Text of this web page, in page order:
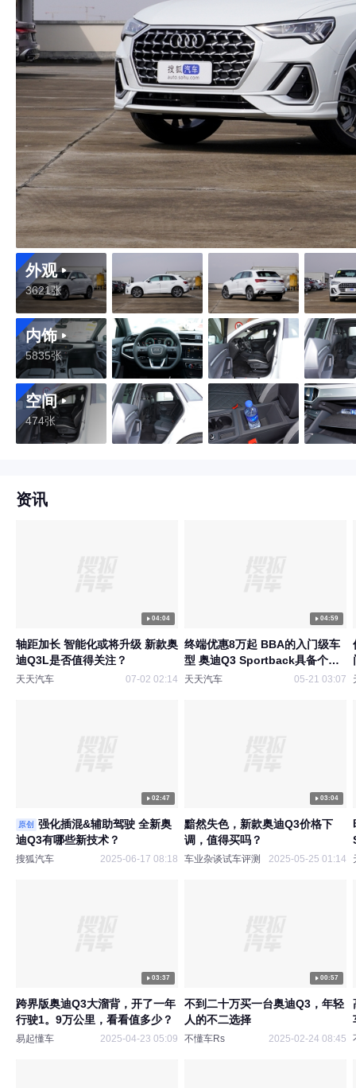
外观
3621张
内饰
5835张
空间
474张
资讯
04:04
轴距加长 智能化或将升级 新款奥
迪Q3L是否值得关注？
天天汽车 07-02 02:14
04:59
终端优惠8万起 BBA的入门级车
型 奥迪Q3 Sportback具备个性
化？
天天汽车 05-21 03:07
02:47
原创
强化插混&辅助驾驶 全新奥
迪Q3有哪些新技术？
搜狐汽车 2025-06-17 08:18
03:04
黯然失色，新款奥迪Q3价格下
调，值得买吗？
车业杂谈试车评测 2025-05-25 01:14
03:37
跨界版奥迪Q3大溜背，开了一年
行驶1。9万公里，看看值多少？
易起懂车 2025-04-23 05:09
00:57
不到二十万买一台奥迪Q3，年轻
人的不二选择
不懂车Rs 2025-02-24 08:45